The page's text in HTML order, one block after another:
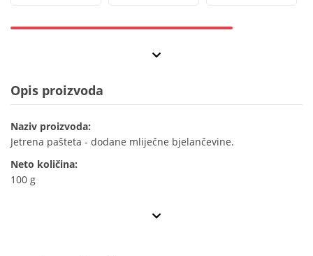
Opis proizvoda
Naziv proizvoda:
Jetrena pašteta - dodane mliječne bjelančevine.
Neto količina:
100 g